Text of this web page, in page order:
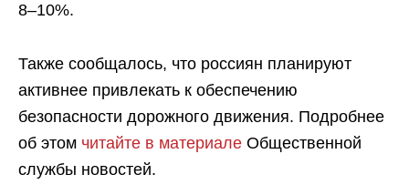
8–10%.
Также сообщалось, что россиян планируют
активнее привлекать к обеспечению
безопасности дорожного движения. Подробнее
об этом читайте в материале Общественной
службы новостей.